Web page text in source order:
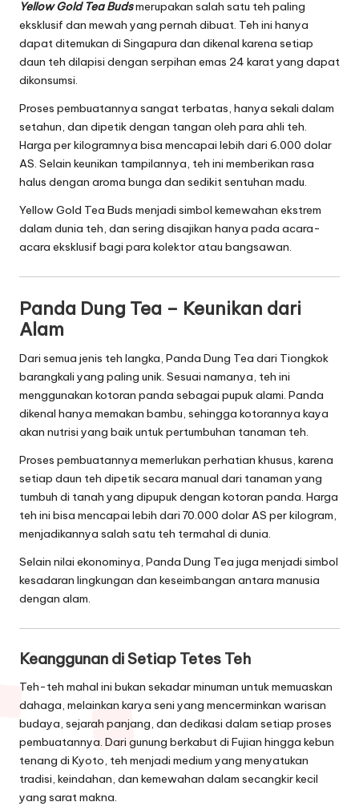
Yellow Gold Tea Budsmerupakan salah satu teh paling
eksklusif dan mewah yang pernah dibuat. Teh ini hanya
dapat ditemukan di Singapura dan dikenal karena setiap
daun teh dilapisi dengan serpihan emas 24 karat yang dapat
dikonsumsi.
Proses pembuatannya sangat terbatas, hanya sekali dalam
setahun, dan dipetik dengan tangan oleh para ahli teh.
Harga per kilogramnya bisa mencapai lebih dari 6.000 dolar
AS. Selain keunikan tampilannya, teh ini memberikan rasa
halus dengan aroma bunga dan sedikit sentuhan madu.
Yellow Gold Tea Buds menjadi simbol kemewahan ekstrem
dalam dunia teh, dan sering disajikan hanya pada acara-
acara eksklusif bagi para kolektor atau bangsawan.
Panda Dung Tea – Keunikan dari
Alam
Dari semua jenis teh langka, Panda Dung Tea dari Tiongkok
barangkali yang paling unik. Sesuai namanya, teh ini
menggunakan kotoran panda sebagai pupuk alami. Panda
dikenal hanya memakan bambu, sehingga kotorannya kaya
akan nutrisi yang baik untuk pertumbuhan tanaman teh.
Proses pembuatannya memerlukan perhatian khusus, karena
setiap daun teh dipetik secara manual dari tanaman yang
tumbuh di tanah yang dipupuk dengan kotoran panda. Harga
teh ini bisa mencapai lebih dari 70.000 dolar AS per kilogram,
menjadikannya salah satu teh termahal di dunia.
Selain nilai ekonominya, Panda Dung Tea juga menjadi simbol
kesadaran lingkungan dan keseimbangan antara manusia
dengan alam.
Keanggunan di Setiap Tetes Teh
Teh-teh mahal ini bukan sekadar minuman untuk memuaskan
dahaga, melainkan karya seni yang mencerminkan warisan
budaya, sejarah panjang, dan dedikasi dalam setiap proses
pembuatannya. Dari gunung berkabut di Fujian hingga kebun
tenang di Kyoto, teh menjadi medium yang menyatukan
tradisi, keindahan, dan kemewahan dalam secangkir kecil
yang sarat makna.